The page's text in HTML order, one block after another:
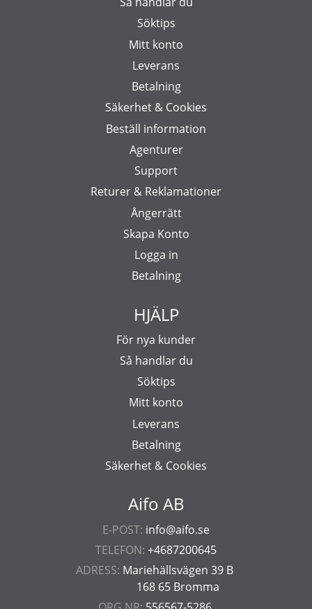
Aifo AB
E-POST: info@aifo.se
TELEFON: +4687200645
ADRESS: Mariehällsvägen 39 B
168 65 Bromma
Söktips
Mitt konto
Leverans
Betalning
Säkerhet & Cookies
Beställ information
Agenturer
Support
Returer & Reklamationer
Ångerrätt
Skapa Konto
Logga in
Betalning
HJÄLP
För nya kunder
Så handlar du
Söktips
Mitt konto
Leverans
Betalning
Säkerhet & Cookies